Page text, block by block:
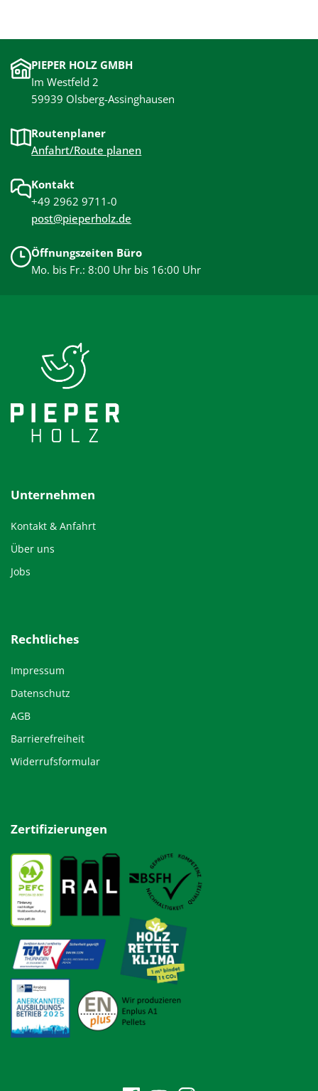
PIEPER HOLZ GMBH
Im Westfeld 2
59939 Olsberg-Assinghausen
Routenplaner
Anfahrt/Route planen
Kontakt
+49 2962 9711-0
post@pieperholz.de
Öffnungszeiten Büro
Mo. bis Fr.: 8:00 Uhr bis 16:00 Uhr
Unternehmen
Kontakt & Anfahrt
Über uns
Jobs
Rechtliches
Impressum
Datenschutz
AGB
Barrierefreiheit
Widerrufsformular
Zertifizierungen